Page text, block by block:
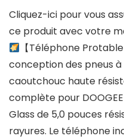
Cliquez-ici pour vous
ce produit avec votre
【Téléphone
conception des pneus
caoutchouc haute
complète pour
Glass de 5,0 pouces
rayures. Le téléphone